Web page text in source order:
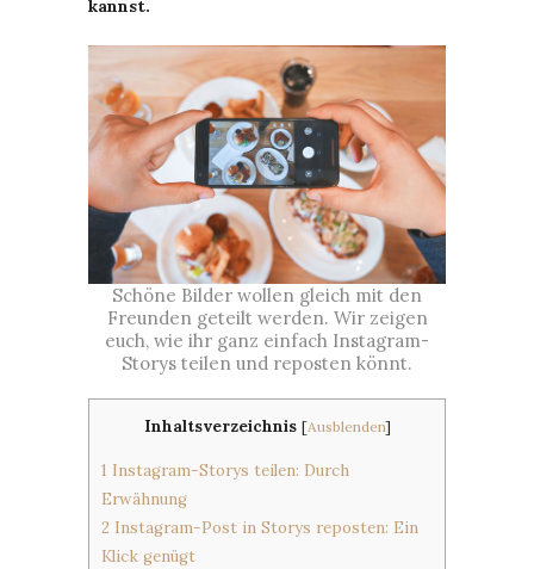
kannst.
Schöne Bilder wollen gleich mit den
Freunden geteilt werden. Wir zeigen
euch, wie ihr ganz einfach Instagram-
Storys teilen und reposten könnt.
Inhaltsverzeichnis [Ausblenden]
1 Instagram-Storys teilen: Durch
Erwähnung
2 Instagram-Post in Storys reposten: Ein
Klick genügt